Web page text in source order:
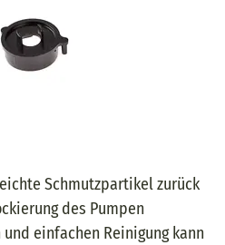
Schmutzpartikel zurück
des Pumpen
einfachen Reinigung kann